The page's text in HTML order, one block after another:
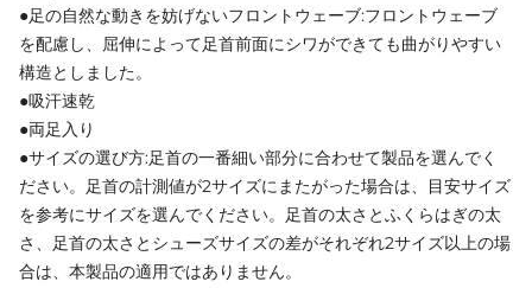
●足の自然な動きを妨げないフロントウェーブ:フロントウェーブ
を配慮し、屈伸によって足首前面にシワができても曲がりやすい
構造としました。
●吸汗速乾
●両足入り
●サイズの選び方:足首の一番細い部分に合わせて製品を選んでく
ださい。足首の計測値が2サイズにまたがった場合は、目安サイズ
を参考にサイズを選んでください。足首の太さとふくらはぎの太
さ、足首の太さとシューズサイズの差がそれぞれ2サイズ以上の場
合は、本製品の適用ではありません。